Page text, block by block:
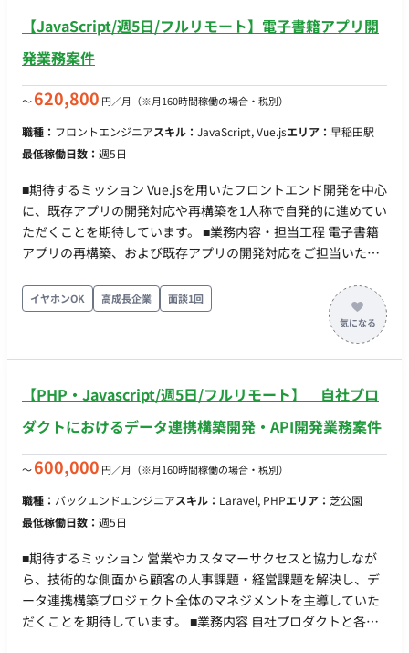
IPv4/PPPoE接続環境をご自身で用意できることが条件。地方在
住の方も可）
【JavaScript/週5日/フルリモート】電子書籍アプリ開
発業務案件
〜620,800 円／月 （※月160時間稼働の場合・税別）
職種： フロントエンジニアスキル： JavaScript, Vue.jsエリア： 早稲田駅
最低稼働日数： 週5日
■期待するミッション Vue.jsを用いたフロントエンド開発を中心
に、既存アプリの開発対応や再構築を1人称で自発的に進めてい
ただくことを期待しています。 ■業務内容・担当工程 電子書籍
アプリの再構築、および既存アプリの開発対応をご担当いただ
ム体制 50名以上の募集を行っている大規模プロジェクト（詳細
な職種やチームごとの人数は不明） ■開発環境 - プログラミン
安：月間140〜190時間程度） ・リモート稼働：フルリモート
用意できることが条件。地方在住の方も可）
イヤホンOK 高成長企業 面談1回
【PHP・Javascript/週5日/フルリモート】 自社プロ
ダクトにおけるデータ連携構築開発・API開発業務案件
〜600,000 円／月 （※月160時間稼働の場合・税別）
職種： バックエンドエンジニアスキル： Laravel, PHPエリア： 芝公園
最低稼働日数： 週5日
■期待するミッション 営業やカスタマーサクセスと協力しなが
ら、技術的な側面から顧客の人事課題・経営課題を解決し、デ
ータ連携構築プロジェクト全体のマネジメントを主導していた
だくことを期待しています。 ■業務内容 自社プロダクトと各種